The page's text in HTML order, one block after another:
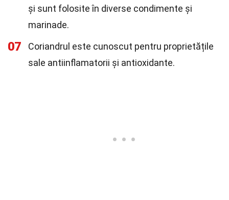
și sunt folosite în diverse condimente și
marinade.
07
Coriandrul este cunoscut pentru proprietățile
sale antiinflamatorii și antioxidante.